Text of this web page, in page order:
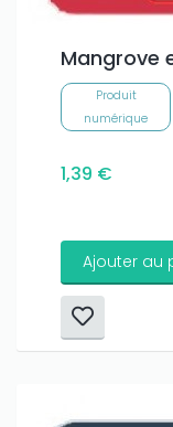
Mangrove
Produit
numérique
1,39 €
Ajouter au